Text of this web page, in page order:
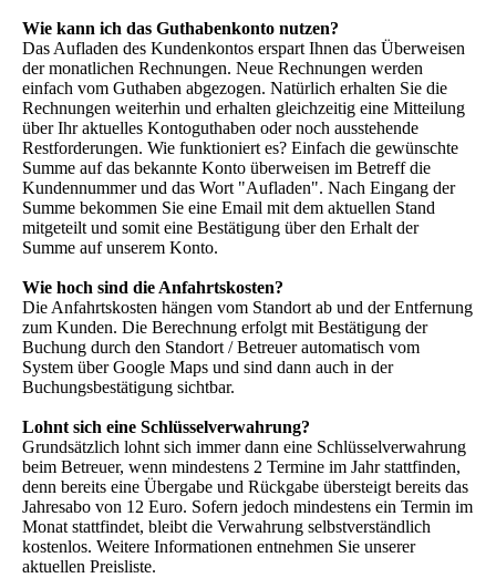
Wie kann ich das Guthabenkonto nutzen?
Das Aufladen des Kundenkontos erspart Ihnen das Überweisen
der monatlichen Rechnungen. Neue Rechnungen werden
einfach vom Guthaben abgezogen. Natürlich erhalten Sie die
Rechnungen weiterhin und erhalten gleichzeitig eine Mitteilung
über Ihr aktuelles Kontoguthaben oder noch ausstehende
Restforderungen. Wie funktioniert es? Einfach die gewünschte
Summe auf das bekannte Konto überweisen im Betreff die
Kundennummer und das Wort "Aufladen". Nach Eingang der
Summe bekommen Sie eine Email mit dem aktuellen Stand
mitgeteilt und somit eine Bestätigung über den Erhalt der
Summe auf unserem Konto.
Wie hoch sind die Anfahrtskosten?
Die Anfahrtskosten hängen vom Standort ab und der Entfernung
zum Kunden. Die Berechnung erfolgt mit Bestätigung der
Buchung durch den Standort / Betreuer automatisch vom
System über Google Maps und sind dann auch in der
Buchungsbestätigung sichtbar.
Lohnt sich eine Schlüsselverwahrung?
Grundsätzlich lohnt sich immer dann eine Schlüsselverwahrung
beim Betreuer, wenn mindestens 2 Termine im Jahr stattfinden,
denn bereits eine Übergabe und Rückgabe übersteigt bereits das
Jahresabo von 12 Euro. Sofern jedoch mindestens ein Termin im
Monat stattfindet, bleibt die Verwahrung selbstverständlich
kostenlos. Weitere Informationen entnehmen Sie unserer
aktuellen Preisliste.